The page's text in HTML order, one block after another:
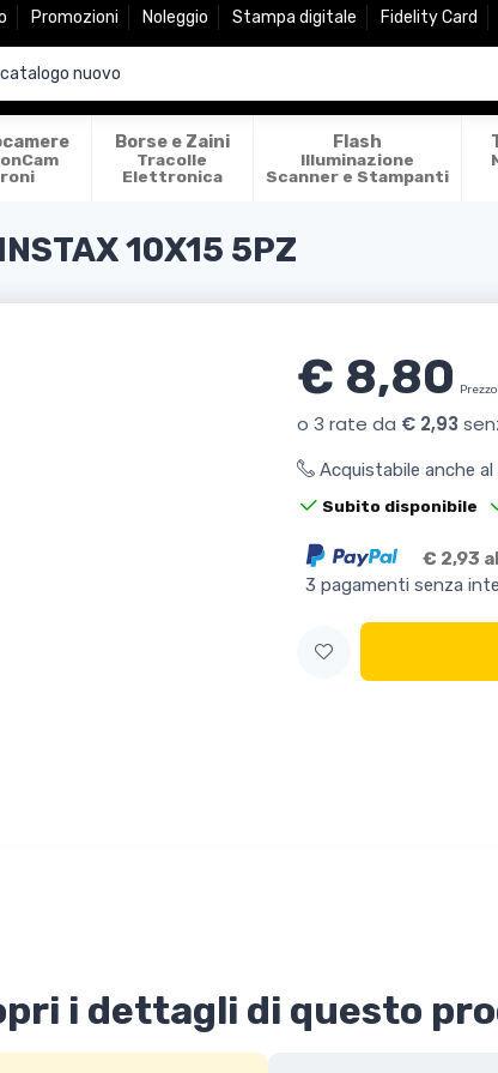
Promozioni Noleggio Stampa digitale Fidelity Card
Borse e Zaini
Tracolle
Elettronica
Flash
Illuminazione
Scanner e Stampanti
10X15 5PZ
€ 8,80
Acquistabile anche
Subito disponibile
€ 2,93
3 pagamenti senza
i dettagli di questo